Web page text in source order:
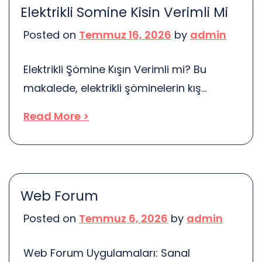
Düşünsenize, Elazığ’ın muhteşem
manzaralarını görmek için otobüs
istediğiniz zaman istediğiniz yere
gidebilirsiniz. Bu, özgürlüğün tadını
çıkarmak […]
Elektrikli Somine Kisin Verimli Mi
Posted on Temmuz 16, 2026 by admin
Elektrikli Şömine Kışın Verimli mi? Bu
makalede, elektrikli şöminelerin kış
avantajlarını ve dezavantajlarını
inceleyeceğiz. Ayrıca, enerji tasarrufu ve
sıcak bir ortama ihtiyaç duyar. Elektrikli
şömineler, bu ihtiyacı karşılamak için
gerçekten verimliler mi? Öncelikle,
Read More >
Web Forum
Posted on Temmuz 6, 2026 by admin
Web Forum Uygulamaları: Sanal